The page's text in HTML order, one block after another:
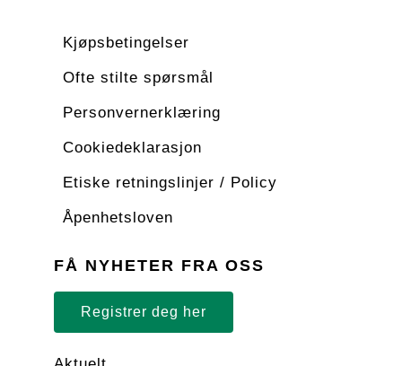
Kjøpsbetingelser
Ofte stilte spørsmål
Personvernerklæring
Cookiedeklarasjon
Etiske retningslinjer / Policy
Åpenhetsloven
FÅ NYHETER FRA OSS
Registrer deg her